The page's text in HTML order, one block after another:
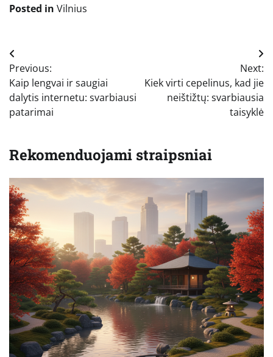
Posted in Vilnius
Navigacija
tarp
įrašų
Previous:
Kaip lengvai ir saugiai
dalytis internetu: svarbiausi
patarimai
Next:
Kiek virti cepelinus, kad jie
neištižtų: svarbiausia
taisyklė
Rekomenduojami straipsniai